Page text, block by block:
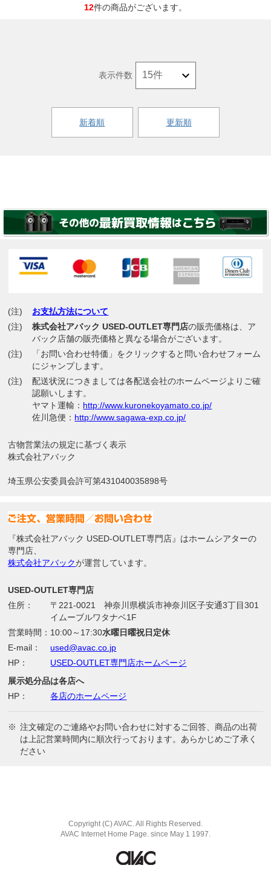
12件の商品がございます。
新着順 更新順
表示件数
(注)
お支払方法について
(注)
株式会社アバック USED-OUTLET専門店の販売価格は、ア
バック店舗の販売価格と異なる場合がございます。
(注)
「お問い合わせ特価」をクリックすると問い合わせフォーム
にジャンプします。
(注)
配送状況につきましては各配送会社のホームページよりご確
認願いします。
ヤマト運輸： http://www.kuronekoyamato.co.jp/
佐川急便： http://www.sagawa-exp.co.jp/
古物営業法の規定に基づく表示
株式会社アバック
埼玉県公安委員会許可第431040035898号
『株式会社アバック USED-OUTLET専門店』はホームシアターの
専門店、
株式会社アバックが運営しています。
USED-OUTLET専門店
住所：
〒221-0021 神奈川県横浜市神奈川区子安通3丁目301
イムーブルワタナベ1F
営業時間： 10:00～17:30水曜日曜祝日定休
E-mail：
used@avac.co.jp
HP：
USED-OUTLET専門店ホームページ
展示処分品は各店へ
HP：
各店のホームページ
※ 注文確定のご連絡やお問い合わせに対するご回答、商品の出荷
は上記営業時間内に順次行っております。あらかじめご了承く
ださい
Copyright (C) AVAC. All Rights Reserved.
AVAC Internet Home Page. since May 1 1997.